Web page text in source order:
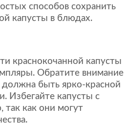
способов сохранить
капусты в блюдах.
краснокочанной капусты
Обратите внимание
должна быть ярко-красной
Избегайте капусты с
как они могут